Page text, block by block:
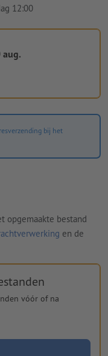
12:00
aug.
bij het
opgemaakte bestand
en de
vóór of na